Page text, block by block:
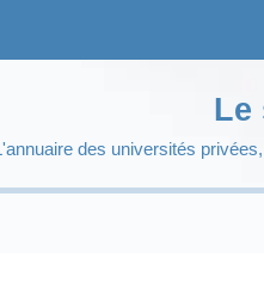
Le
des universités